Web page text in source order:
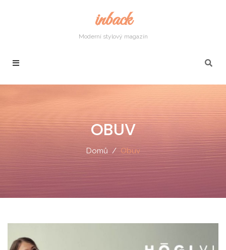
inback
Moderní stylový magazín
OBUV
Domů Obuv